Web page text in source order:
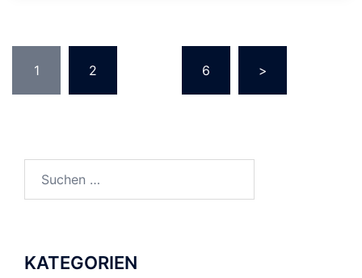
DER
BEITRÄGE
1 2 6 >
KATEGORIEN